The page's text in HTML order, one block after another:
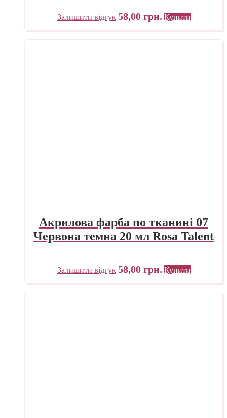
Залишити відгук 58,00 грн. Купити
Акрилова фарба по тканині 07
Червона темна 20 мл Rosa Talent
Залишити відгук 58,00 грн. Купити